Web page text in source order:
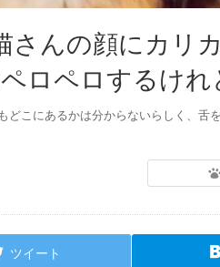
さんの顔にカリ
ロペロするけれ
こにあるかは分からないらしく、舌
ツイート